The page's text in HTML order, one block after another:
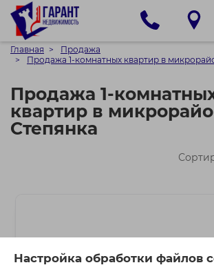
Настройка обработки файлов
Главная
Продажа
Продажа 1-комнатных квартир в
Продажа 1-
квартир в
Степянка